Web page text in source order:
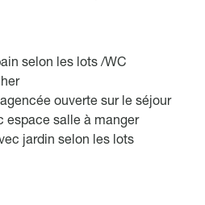
selon les lots /WC
ouverte sur le séjour
espace salle à manger
jardin selon les lots